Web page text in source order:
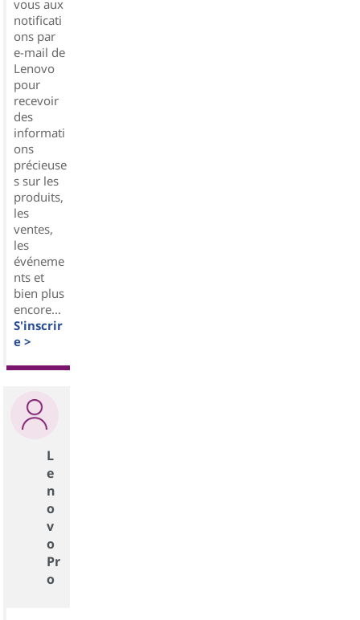
vous aux
notificati
ons par
e-mail de
Lenovo
pour
recevoir
des
informati
ons
précieuse
s sur les
produits,
les
ventes,
les
événeme
nts et
bien plus
encore...
S'inscrir
e >
L
e
n
o
v
o
Pr
o